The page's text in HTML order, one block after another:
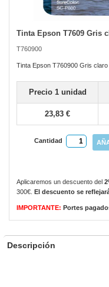
Tinta Epson T7609 Gris
T760900
Tinta Epson T760900 Gris
Precio 1 unidad
23,83 €
Cantidad
Aplicaremos un descuento del
300€.
El descuento se
IMPORTANTE: Portes
Skip
the
beginning
the
images
gallery
Descripción